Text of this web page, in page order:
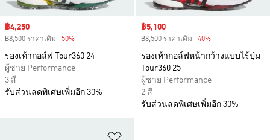
Sale price
฿4,250
฿8,500 ราคาเดิม -50%
รองเท้ากอล์ฟ Tour360 24
ผู้ชาย Performance
3 สี
รับส่วนลดพิเศษเพิ่มอีก 30%
Sale price
฿5,100
฿8,500 ราคาเดิม -40%
รองเท้ากอล์ฟหน้ากว้างแบบไร้ปุ่ม
Tour360 25
ผู้ชาย Performance
2 สี
รับส่วนลดพิเศษเพิ่มอีก 30%